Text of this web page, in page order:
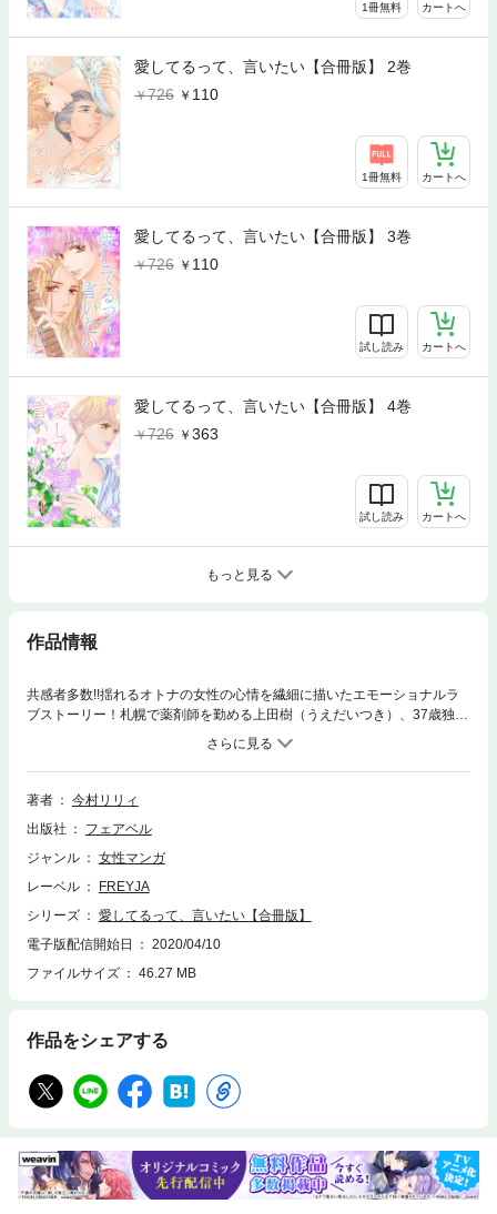
1冊無料 カートへ
愛してるって、言いたい【合冊版】 2巻
726
110
1冊無料 カートへ
愛してるって、言いたい【合冊版】 3巻
726
110
試し読み カートへ
愛してるって、言いたい【合冊版】 4巻
726
363
試し読み カートへ
もっと見る
作品情報
共感者多数!!揺れるオトナの女性の心情を繊細に描いたエモーショナルラ
ブストーリー！札幌で薬剤師を勤める上田樹（うえだいつき）、37歳独
身。長年付き合っている恋人が、他の女性と婚約した。仕事は充実してい
るし、「結婚＝幸せ」とは限らないとわかっていても心のどこかで感じる
満たされない想い…。多様化する現代社会に生きる女性たちへの応援を込
めて「恋詩」の今村リリィが描く、心に寄り添うラブストーリー待望の
著者
今村リリィ
出版社
フェアベル
ジャンル
女性マンガ
レーベル
FREYJA
シリーズ
愛してるって、言いたい【合冊版】
電子版配信開始日
2020/04/10
ファイルサイズ
46.27 MB
作品をシェアする